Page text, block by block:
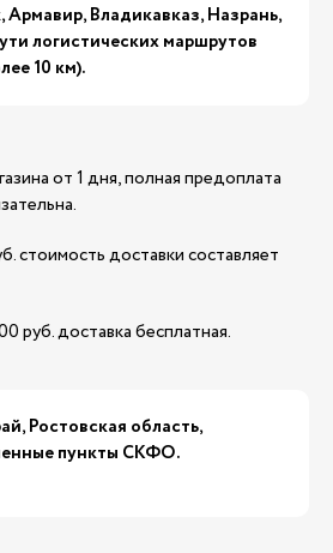
Армавир, Владикавказ, Назрань,
логистических маршрутов
10 км).
от 1 дня, полная предоплата
стоимость доставки составляет
руб. доставка бесплатная.
Ростовская область,
пункты СКФО.